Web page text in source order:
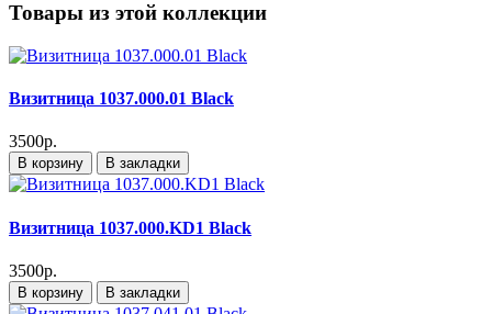
Товары из этой коллекции
Визитница 1037.000.01 Black
3500р.
В корзину В закладки
Визитница 1037.000.KD1 Black
3500р.
В корзину В закладки